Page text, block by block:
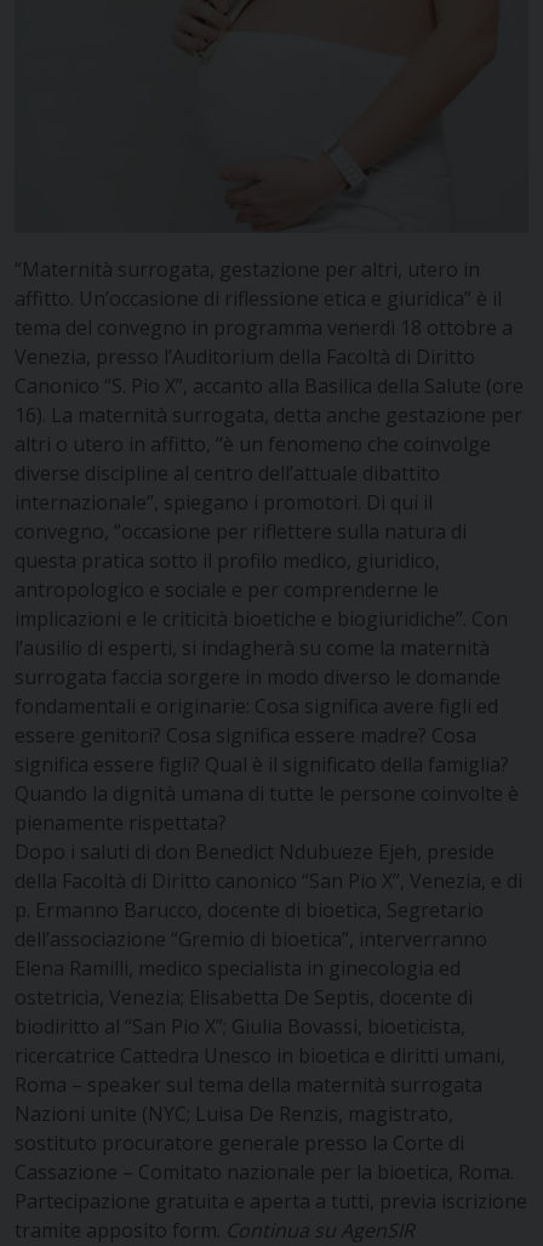
“Maternità surrogata, gestazione per altri, utero in
affitto. Un’occasione di riflessione etica e giuridica” è il
tema del convegno in programma venerdì 18 ottobre a
Venezia, presso l’Auditorium della Facoltà di Diritto
Canonico “S. Pio X”, accanto alla Basilica della Salute (ore
16). La maternità surrogata, detta anche gestazione per
altri o utero in affitto, “è un fenomeno che coinvolge
diverse discipline al centro dell’attuale dibattito
internazionale”, spiegano i promotori. Di qui il
convegno, “occasione per riflettere sulla natura di
questa pratica sotto il profilo medico, giuridico,
antropologico e sociale e per comprenderne le
implicazioni e le criticità bioetiche e biogiuridiche”. Con
l’ausilio di esperti, si indagherà su come la maternità
surrogata faccia sorgere in modo diverso le domande
fondamentali e originarie: Cosa significa avere figli ed
essere genitori? Cosa significa essere madre? Cosa
significa essere figli? Qual è il significato della famiglia?
Quando la dignità umana di tutte le persone coinvolte è
pienamente rispettata?
Dopo i saluti di don Benedict Ndubueze Ejeh, preside
della Facoltà di Diritto canonico “San Pio X”, Venezia, e di
p. Ermanno Barucco, docente di bioetica, Segretario
dell’associazione “Gremio di bioetica”, interverranno
Elena Ramilli, medico specialista in ginecologia ed
ostetricia, Venezia; Elisabetta De Septis, docente di
biodiritto al “San Pio X”; Giulia Bovassi, bioeticista,
ricercatrice Cattedra Unesco in bioetica e diritti umani,
Roma – speaker sul tema della maternità surrogata
Nazioni unite (NYC; Luisa De Renzis, magistrato,
sostituto procuratore generale presso la Corte di
Cassazione – Comitato nazionale per la bioetica, Roma.
Partecipazione gratuita e aperta a tutti, previa iscrizione
tramite apposito form. Continua su AgenSIR